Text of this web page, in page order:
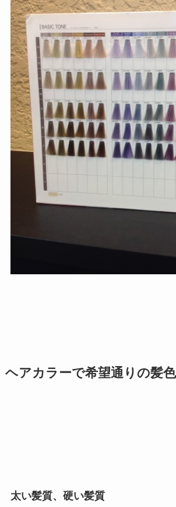
ヘアカラーで希望通りの髪
太い髪質、硬い髪質